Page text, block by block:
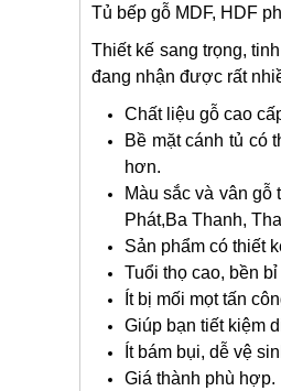
Tủ bếp gỗ MDF, HDF
Thiết kế sang trọng,
đang nhận được rất
Chất liệu gỗ cao
Bề mặt cánh tủ có
hơn.
Màu sắc và vân
Phát,Ba Thanh,
Sản phẩm có thiết
Tuổi thọ cao, bền
Ít bị mối mọt tấn
Giúp bạn tiết kiệm
Ít bám bụi, dễ vệ
Giá thành phù hợp.